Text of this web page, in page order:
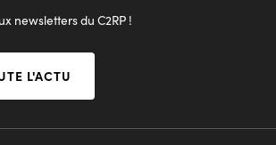
newsletters du C2RP !
L'ACTU